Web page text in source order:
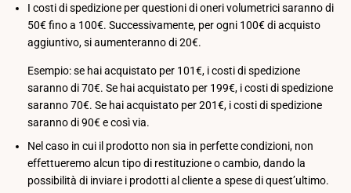
I costi di spedizione per questioni di oneri volumetrici saranno di
50€ fino a 100€. Successivamente, per ogni 100€ di acquisto
aggiuntivo, si aumenteranno di 20€.
Esempio: se hai acquistato per 101€, i costi di spedizione
saranno di 70€. Se hai acquistato per 199€, i costi di spedizione
saranno 70€. Se hai acquistato per 201€, i costi di spedizione
saranno di 90€ e così via.
Nel caso in cui il prodotto non sia in perfette condizioni, non
effettueremo alcun tipo di restituzione o cambio, dando la
possibilità di inviare i prodotti al cliente a spese di quest’ultimo.